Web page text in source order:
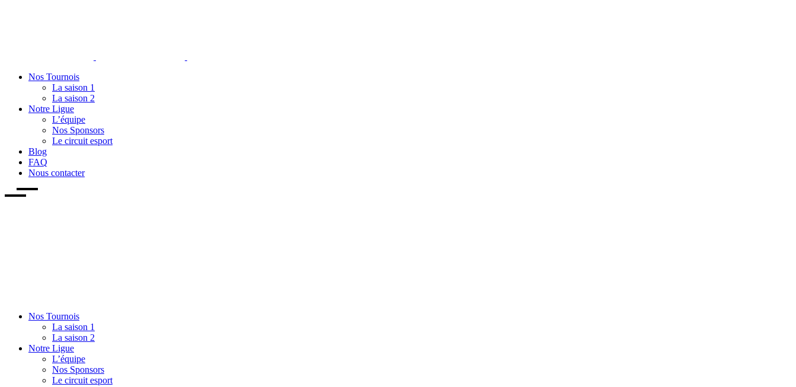
Nos Tournois
La saison 1
La saison 2
Notre Ligue
L’équipe
Nos Sponsors
Le circuit esport
Blog
FAQ
Nous contacter
Nos Tournois
La saison 1
La saison 2
Notre Ligue
L’équipe
Nos Sponsors
Le circuit esport